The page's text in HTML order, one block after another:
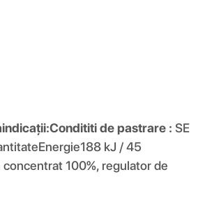
Condititi de pastrare : SE
kJ / 45
100%, regulator de